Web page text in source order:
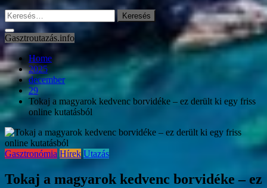
Keresés:
Gasztroutazás.info
Home
2025
december
29
Tokaj a magyarok kedvenc borvidéke – ez derült ki egy friss
online kutatásból
Gasztronómia Hírek Utazás
Tokaj a magyarok kedvenc borvidéke – ez